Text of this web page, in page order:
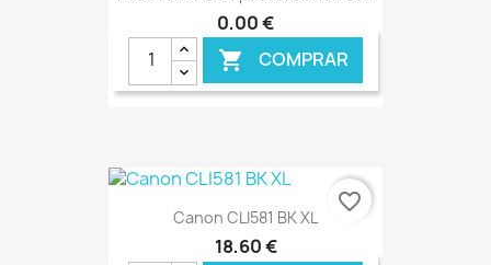
0,00 €
 COMPRAR
Canon CLI581 BK XL
18,60 €
favorite_border